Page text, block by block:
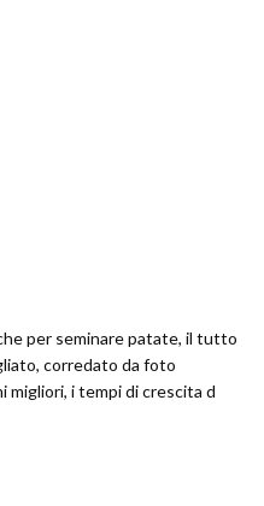
per seminare patate, il tutto
corredato da foto
migliori, i tempi di crescita d